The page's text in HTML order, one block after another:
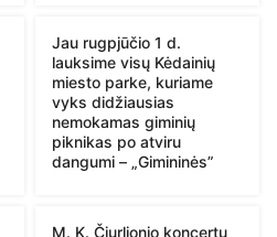
Jau rugpjūčio 1 d.
lauksime visų Kėdainių
miesto parke, kuriame
vyks didžiausias
nemokamas giminių
piknikas po atviru
dangumi – „Gimininės”
M. K. Čiurlionio koncertų